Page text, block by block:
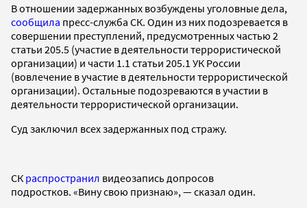
В отношении задержанных возбуждены уголовные дела,
сообщила пресс-служба СК. Один из них подозревается в
совершении преступлений, предусмотренных частью 2
статьи 205.5 (участие в деятельности террористической
организации) и части 1.1 статьи 205.1 УК России
(вовлечение в участие в деятельности террористической
организации). Остальные подозреваются в участии в
деятельности террористической организации.
Суд заключил всех задержанных под стражу.
СК распространил видеозапись допросов
подростков. «Вину свою признаю», — сказал один.